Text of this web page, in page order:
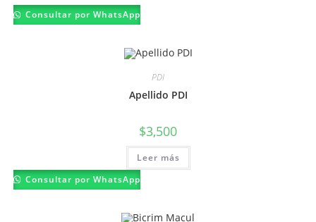
Consultar por WhatsApp
PDI
Apellido PDI
$3,500
Leer más
Consultar por WhatsApp